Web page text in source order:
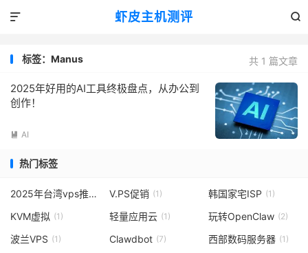
虾皮主机测评 

共 1 篇文章
标签：Manus
2025年好用的AI工具终极盘点，从办公到
创作！
 AI
热门标签
2025年台湾vps推荐、便宜台湾vps、台湾原生IP/台湾双ISPIP/台湾IP V.PS促销 (1) 韩国家宅ISP (1)
KVM虚拟 (1) 轻量应用云 (1) 玩转OpenClaw (2)
波兰VPS (1) Clawdbot (7) 西部数码服务器 (1)